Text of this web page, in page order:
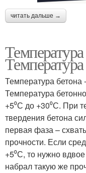
читать дальше →
Температура
Температура
+5⁰С до +30⁰С. При
твердения бетона
первая фаза –
прочности. Если
+5⁰С, то нужно
набрал такую же